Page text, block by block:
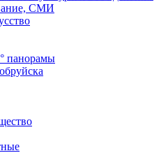
СМИ
панорамы